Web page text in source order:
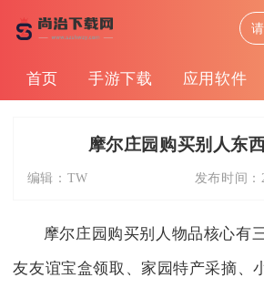
首页 手游下载 应用软件
摩尔庄园购买别人东
编辑： TW 发布时间：
摩尔庄园购买别人物品核心有
友友谊宝盒领取、家园特产采摘、